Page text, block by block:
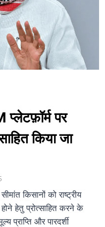
पर
किया जा
किसानों को राष्ट्रीय
हेतु प्रोत्साहित करने के
प्राप्ति और पारदर्शी